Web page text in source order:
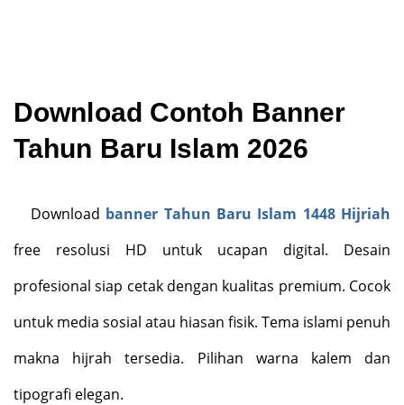
Download Contoh Banner
Tahun Baru Islam 2026
Download banner Tahun Baru Islam 1448 Hijriah
free resolusi HD untuk ucapan digital. Desain
profesional siap cetak dengan kualitas premium. Cocok
untuk media sosial atau hiasan fisik. Tema islami penuh
makna hijrah tersedia. Pilihan warna kalem dan
tipografi elegan.